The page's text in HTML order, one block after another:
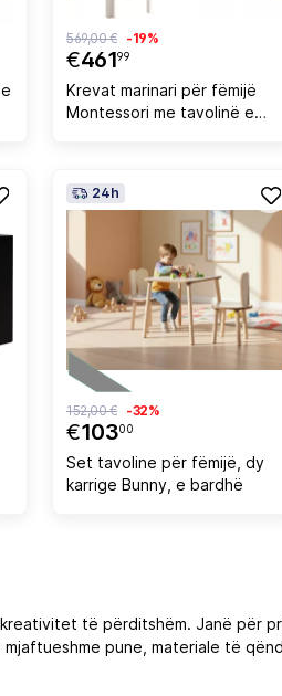
€46199
569,00 € -19%
Krevat marinari për fëmijë
Montessori me tavolinë e
24h
€10300
152,00 € -32%
Set tavoline për fëmijë, dy
karrige Bunny, e bardhë
të përditshëm. Janë për
pune, materiale të